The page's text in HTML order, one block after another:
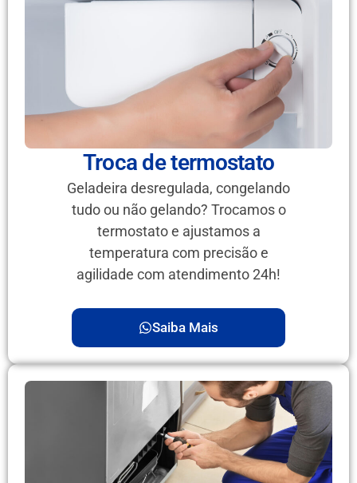
Troca de termostato
Geladeira desregulada, congelando
tudo ou não gelando? Trocamos o
termostato e ajustamos a
temperatura com precisão e
agilidade com atendimento 24h!
Saiba Mais